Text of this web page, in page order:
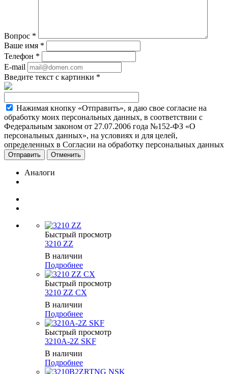
Вопрос *
Ваше имя *
Телефон *
E-mail
Введите текст с картинки *
Нажимая кнопку «Отправить», я даю свое согласие на
обработку моих персональных данных, в соответствии с
Федеральным законом от 27.07.2006 года №152-ФЗ «О
персональных данных», на условиях и для целей,
определенных в Согласии на обработку персональных данных
Отменить
Аналоги
Быстрый просмотр
3210 ZZ
В наличии
Подробнее
Быстрый просмотр
3210 ZZ CX
В наличии
Подробнее
Быстрый просмотр
3210A-2Z SKF
В наличии
Подробнее